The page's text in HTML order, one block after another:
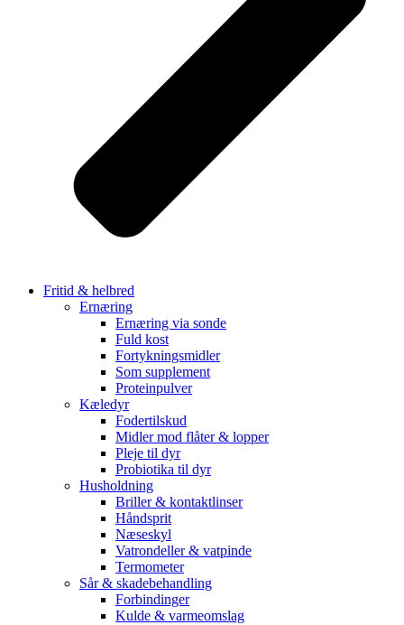
Fritid & helbred
Ernæring
Ernæring via sonde
Fuld kost
Fortykningsmidler
Som supplement
Proteinpulver
Kæledyr
Fodertilskud
Midler mod flåter & lopper
Pleje til dyr
Probiotika til dyr
Husholdning
Briller & kontaktlinser
Håndsprit
Næseskyl
Vatrondeller & vatpinde
Termometer
Sår & skadebehandling
Forbindinger
Kulde & varmeomslag